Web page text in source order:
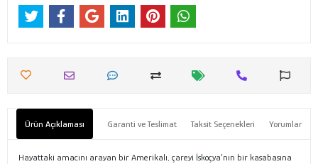
Ürün Açıklaması Garanti ve Teslimat Taksit Seçenekleri Yorumlar
Hayattaki amacını arayan bir Amerikalı, çareyi İskoçya’nın bir kasabasına